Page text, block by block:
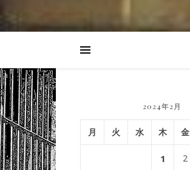
2024年2月
月 火 水 木 金
1 2